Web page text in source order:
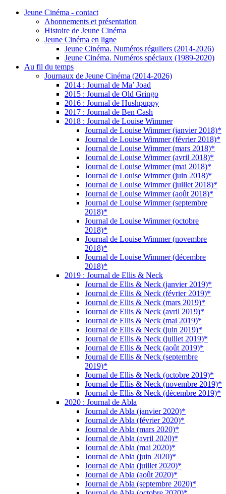
Jeune Cinéma - contact
Abonnements et présentation
Histoire de Jeune Cinéma
Jeune Cinéma en ligne
Jeune Cinéma. Numéros réguliers (2014-2026)
Jeune Cinéma. Numéros spéciaux (1989-2020)
Au fil du temps
Journaux de Jeune Cinéma (2014-2026)
2014 : Journal de Ma’ Joad
2015 : Journal de Old Gringo
2016 : Journal de Hushpuppy
2017 : Journal de Ben Cash
2018 : Journal de Louise Wimmer
Journal de Louise Wimmer (janvier 2018)*
Journal de Louise Wimmer (février 2018)*
Journal de Louise Wimmer (mars 2018)*
Journal de Louise Wimmer (avril 2018)*
Journal de Louise Wimmer (mai 2018)*
Journal de Louise Wimmer (juin 2018)*
Journal de Louise Wimmer (juillet 2018)*
Journal de Louise Wimmer (août 2018)*
Journal de Louise Wimmer (septembre
2018)*
Journal de Louise Wimmer (octobre
2018)*
Journal de Louise Wimmer (novembre
2018)*
Journal de Louise Wimmer (décembre
2018)*
2019 : Journal de Ellis & Neck
Journal de Ellis & Neck (janvier 2019)*
Journal de Ellis & Neck (février 2019)*
Journal de Ellis & Neck (mars 2019)*
Journal de Ellis & Neck (avril 2019)*
Journal de Ellis & Neck (mai 2019)*
Journal de Ellis & Neck (juin 2019)*
Journal de Ellis & Neck (juillet 2019)*
Journal de Ellis & Neck (août 2019)*
Journal de Ellis & Neck (septembre
2019)*
Journal de Ellis & Neck (octobre 2019)*
Journal de Ellis & Neck (novembre 2019)*
Journal de Ellis & Neck (décembre 2019)*
2020 : Journal de Abla
Journal de Abla (janvier 2020)*
Journal de Abla (février 2020)*
Journal de Abla (mars 2020)*
Journal de Abla (avril 2020)*
Journal de Abla (mai 2020)*
Journal de Abla (juin 2020)*
Journal de Abla (juillet 2020)*
Journal de Abla (août 2020)*
Journal de Abla (septembre 2020)*